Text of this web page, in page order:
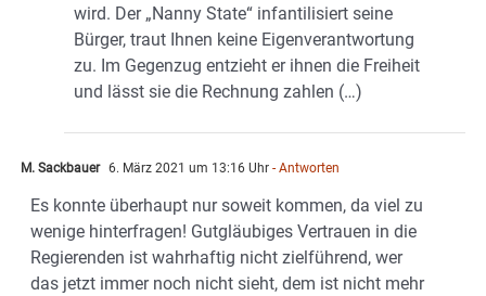
wird. Der „Nanny State“ infantilisiert seine
Bürger, traut Ihnen keine Eigenverantwortung
zu. Im Gegenzug entzieht er ihnen die Freiheit
und lässt sie die Rechnung zahlen (…)
M. Sackbauer 6. März 2021 um 13:16 Uhr - Antworten
Es konnte überhaupt nur soweit kommen, da viel zu
wenige hinterfragen! Gutgläubiges Vertrauen in die
Regierenden ist wahrhaftig nicht zielführend, wer
das jetzt immer noch nicht sieht, dem ist nicht mehr